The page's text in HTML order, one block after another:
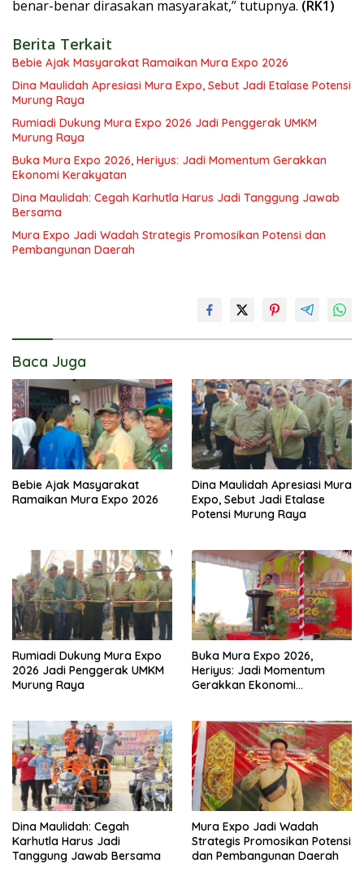
benar-benar dirasakan masyarakat,” tutupnya. (RK1)
Berita Terkait
Bebie Ajak Masyarakat Ramaikan Mura Expo 2026
Dina Maulidah Apresiasi Mura Expo, Sebut Jadi Etalase Potensi
Murung Raya
Rumiadi Dukung Mura Expo 2026 Jadi Penggerak UMKM
Murung Raya
Buka Mura Expo 2026, Heriyus: Jadi Momentum Gerakkan
Ekonomi Kerakyatan
Dina Maulidah: Cegah Karhutla Harus Jadi Tanggung Jawab
Bersama
Mura Expo Jadi Wadah Strategis Promosikan Potensi dan
Pembangunan Daerah
Baca Juga
Bebie Ajak Masyarakat
Ramaikan Mura Expo 2026
Dina Maulidah Apresiasi Mura
Expo, Sebut Jadi Etalase
Potensi Murung Raya
Rumiadi Dukung Mura Expo
2026 Jadi Penggerak UMKM
Murung Raya
Buka Mura Expo 2026,
Heriyus: Jadi Momentum
Gerakkan Ekonomi
Dina Maulidah: Cegah
Karhutla Harus Jadi
Tanggung Jawab Bersama
Mura Expo Jadi Wadah
Strategis Promosikan Potensi
dan Pembangunan Daerah